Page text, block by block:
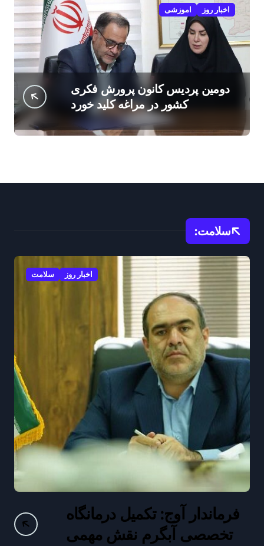
اخبار روز اموزشی
دومین پردیس کانون پرورش فکری
کشور در مراغه کلید خورد
سلامت:
اخبار روز سلامت
تکمیل درمانگاه
نقش مهمی
افتتاح
سراوان و